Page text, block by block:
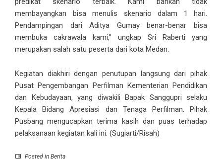
membayangkan bisa menulis skenario dalam 1 hari.
Pendampingan dari Aditya Gumay benar-benar bisa
membuka cakrawala kami,” ungkap Sri Raberti yang
merupakan salah satu peserta dari kota Medan.
Kegiatan diakhiri dengan penutupan langsung dari pihak
Pusat Pengembangan Perfilman Kementerian Pendidikan
dan Kebudayaan, yang diwakili Bapak Sanggupri selaku
Kepala Bidang Apresiasi dan Tenaga Perfilman. Pihak
Pusbang mengucapkan terima kasih dan puas terhadap
pelaksanaan kegiatan kali ini. (Sugiarti/Risah)
Posted in Berita